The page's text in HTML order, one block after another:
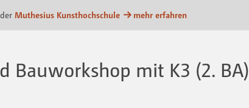
Muthesius Kunsthochschule mehr erfahren
Bauworkshop mit K3 (2. BA)